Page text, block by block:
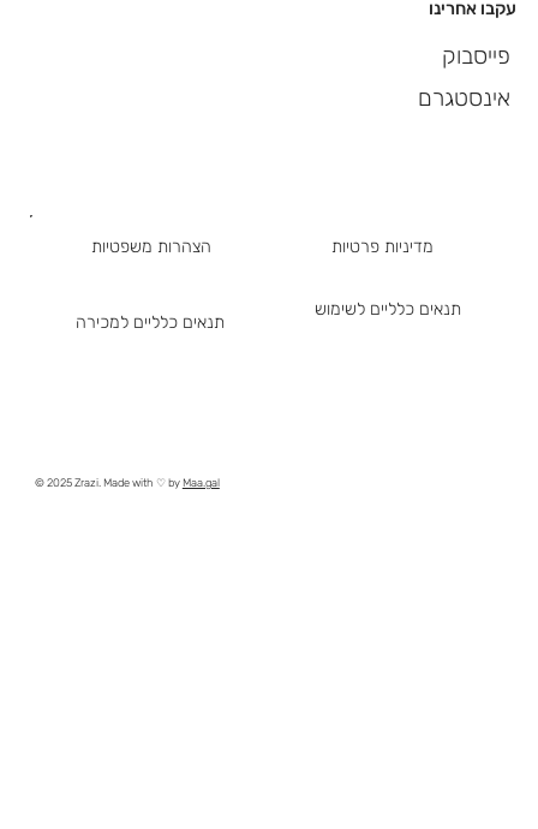
עקבו אחרינו
פייסבוק
אינסטגרם
מדיניות פרטיות
תנאים כלליים למכירה
תנאים כלליים לשימוש
הצהרות משפטיות
© 2025 Zrazi. Made with ♡ byMaa.gal